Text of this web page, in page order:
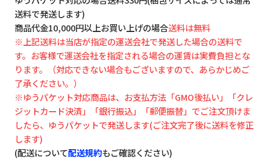
送料で発送します)
商品代金10,000円以上お買い上げの場合送料は無料
※上記送料は当店が指定の運送会社で発送した場合の送料で
す。お客様で運送会社を指定される場合の運賃は実費負担とな
ります。（対応できない場合もございますので、あらかじめご
了承ください。）
※ゆうパケット対応商品は、お支払方法「GMO後払い」「クレ
ジットカード決済」「銀行振込」「郵便振替」でご注文頂けま
したら、ゆうパケットで発送します(ご注文完了後に送料を修正
します)
(配送について配送規約もご確認ください)